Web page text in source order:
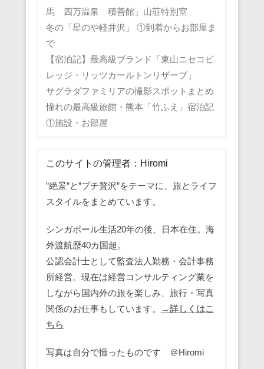
馬 四万温泉 積善館」山荘特別室
冬の「星のや軽井沢」 ①到着からお部屋ま
で
【宿泊記】最高級ブランド「東山ニセコビ
レッジ・リッツカールトンリザーブ」
サグラダファミリアの撮影スポットまとめ
憧れの最高級旅館・熊本「竹ふえ」宿泊記
①施設・お部屋
このサイトの管理者：Hiromi
”絶景”と”プチ贅沢”をテーマに、旅とライフ
スタイルをまとめています。
シンガポール生活20年の後、日本在住。海
外渡航歴40カ国超。
公認会計士として監査法人勤務・会計事務
所経営。現在は経営コンサルティング業を
しながら国内外の旅を楽しみ、旅行・写真
関係のお仕事もしています。
→詳しくはこ
ちら
写真は自分で撮ったものです ＠Hiromi